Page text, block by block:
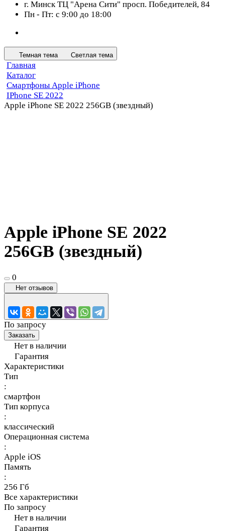
г. Минск ТЦ "Арена Сити" просп. Победителей, 84
Пн - Пт: с 9:00 до 18:00
Темная тема Светлая тема
Главная
Каталог
Смартфоны Apple iPhone
IPhone SE 2022
Apple iPhone SE 2022 256GB (звездный)
Apple iPhone SE 2022
256GB (звездный)
0
Нет отзывов
По запросу
Заказать
Нет в наличии
Гарантия
Характеристики
Тип
:
смартфон
Тип корпуса
:
классический
Операционная система
:
Apple iOS
Память
:
256 Гб
Все характеристики
По запросу
Нет в наличии
Гарантия